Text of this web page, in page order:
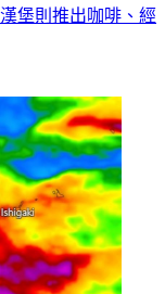
堡則推出咖啡、經